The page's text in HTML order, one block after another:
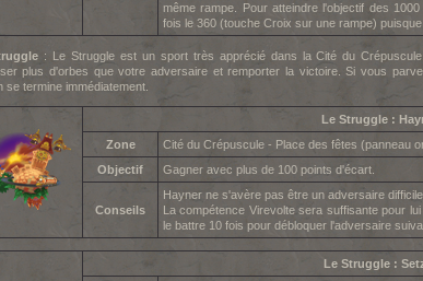
même rampe. Pour atteindre l'objectif des
fois le 360 (touche Croix sur une rampe)
: Le Struggle est un sport très apprécié dans la Cité du
plus d'orbes que votre adversaire et remporter la victoire. Si vous
se termine immédiatement.
Le Struggle :
Zone
Cité du Crépuscule - Place des fêtes (panneau
Objectif
Gagner avec plus de 100 points d'écart.
Conseils
Hayner ne s'avère pas être un adversaire
La compétence Virevolte sera suffisante pour
le battre 10 fois pour débloquer l'adversaire
Le Struggle :